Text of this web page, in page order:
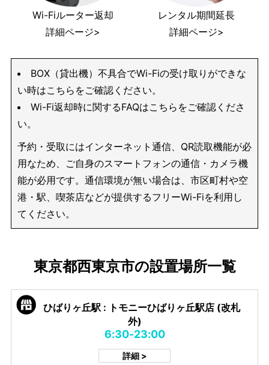
Wi-Fiルーター返却
詳細ページ>
レンタル期間延長
詳細ページ>
BOX（貸出機）不具合でWi-Fiの受け取りができな
い時はこちらをご確認ください。
Wi-Fi返却時に関するFAQはこちらをご確認くださ
い。
予約・受取にはインターネット通信、QR読取機能が必
用なため、ご自身のスマートフォンの通信・カメラ機
能が必用です。通信環境が無い場合は、市区町村や空
港・駅、喫茶店などが提供するフリーWi-Fiを利用し
てください。
東京都西東京市の設置場所一覧
ひばりヶ丘駅 : トモニーひばりヶ丘駅店 (改札
外)
6:30-23:00
詳細 >